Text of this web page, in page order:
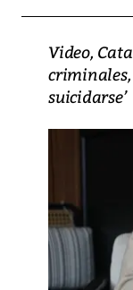
Video,
criminales,
suicidarse’